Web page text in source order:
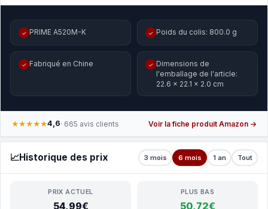
✓ PRIME A520M-K ✓ Poids du colis: 800.0 g
✓ Fabriqué en Chine ✓ Dimensions de
l'emballage de l'article:
22.6 x 22.1 x 2.0 cm
★★★★★4,6· 665 avis clients Voir la fiche produit Amazon →
📈Historique des prix 3 mois 6 mois 1 an Tout
PRIX ACTUEL
54,99€
PLUS BAS
50,72€